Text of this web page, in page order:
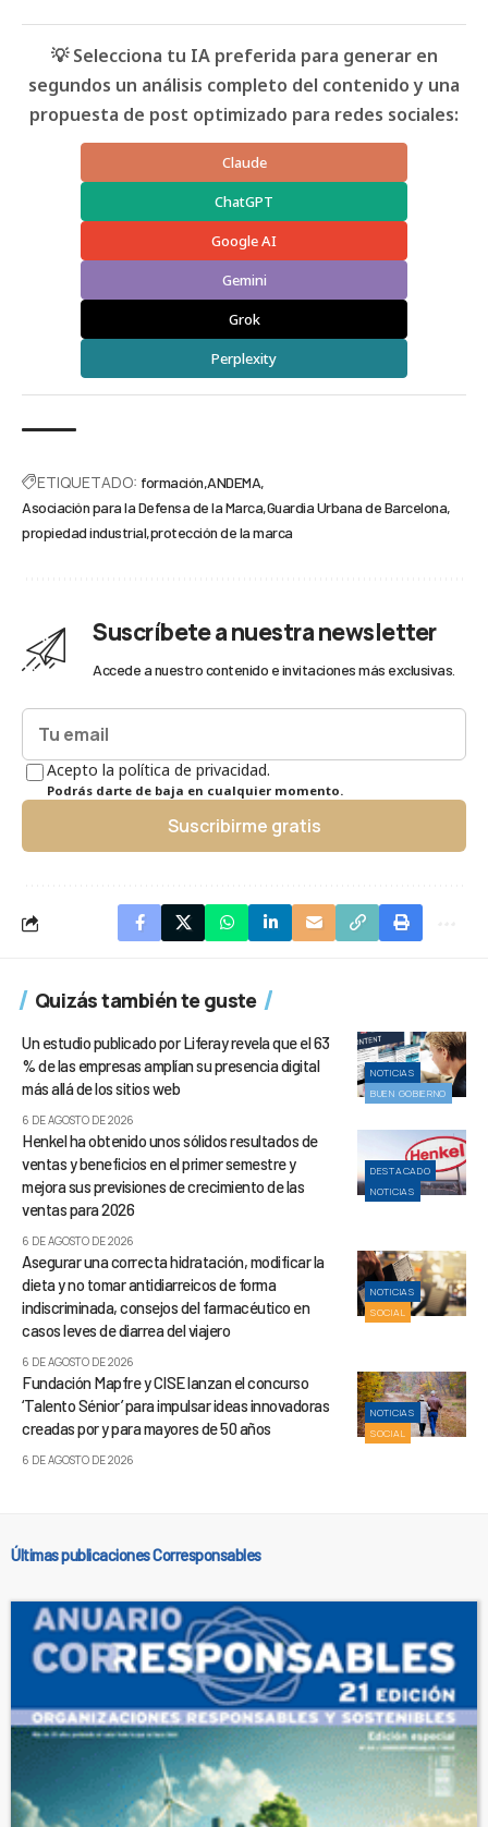
💡 Selecciona tu IA preferida para generar en
segundos un análisis completo del contenido y una
propuesta de post optimizado para redes sociales:
Claude
ChatGPT
Google AI
Gemini
Grok
Perplexity
ETIQUETADO: formación ANDEMA
Asociación para la Defensa de la Marca Guardia Urbana de Barcelona
propiedad industrial protección de la marca
Suscríbete a nuestra newsletter
Accede a nuestro contenido e invitaciones más exclusivas.
Acepto la política de privacidad.
Podrás darte de baja en cualquier momento.
Suscribirme gratis
Quizás también te guste
NOTICIAS
BUEN GOBIERNO
Un estudio publicado por Liferay revela que el 63
% de las empresas amplían su presencia digital
más allá de los sitios web
6 DE AGOSTO DE 2026
DESTACADO
NOTICIAS
Henkel ha obtenido unos sólidos resultados de
ventas y beneficios en el primer semestre y
mejora sus previsiones de crecimiento de las
ventas para 2026
6 DE AGOSTO DE 2026
NOTICIAS
SOCIAL
Asegurar una correcta hidratación, modificar la
dieta y no tomar antidiarreicos de forma
indiscriminada, consejos del farmacéutico en
casos leves de diarrea del viajero
6 DE AGOSTO DE 2026
NOTICIAS
SOCIAL
Fundación Mapfre y CISE lanzan el concurso
‘Talento Sénior’ para impulsar ideas innovadoras
creadas por y para mayores de 50 años
6 DE AGOSTO DE 2026
Últimas publicaciones Corresponsables